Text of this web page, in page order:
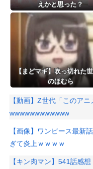
えかと思った？
【まどマギ】吹っ切れた
のほむら
【動画】Z世代「このア
wwwwwwwwwwww
【画像】ワンピース最新
ぎて炎上ｗｗｗｗ
【キン肉マン】541話感